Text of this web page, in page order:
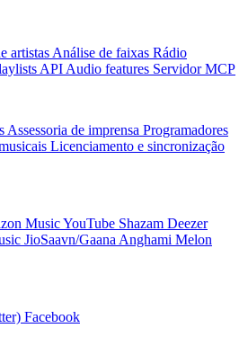
artistas Análise de faixas Rádio
API Audio features Servidor MCP
Assessoria de imprensa Programadores
Licenciamento e sincronização
MusicYouTube Shazam Deezer
JioSaavn/Gaana Anghami Melon
Facebook